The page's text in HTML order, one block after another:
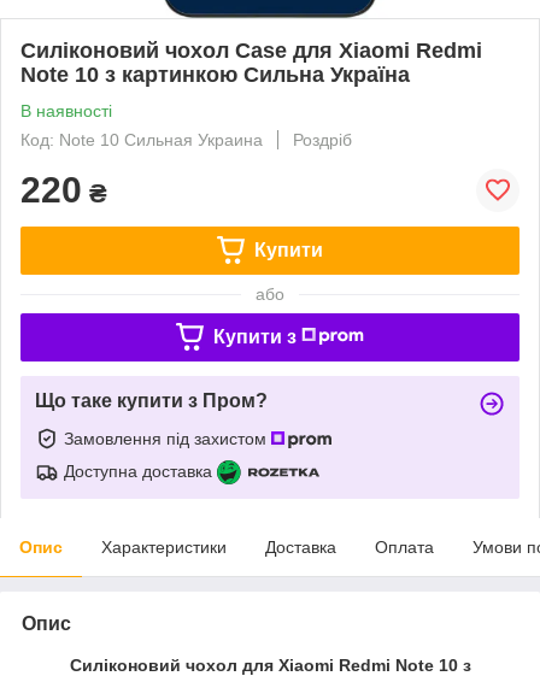
Силіконовий чохол Case для Xiaomi Redmi
Note 10 з картинкою Сильна Україна
В наявності
Код: Note 10 Сильная Украина
Роздріб
220 ₴
Купити
або
Купити з
Що таке купити з Пром?
Замовлення під захистом
Доступна доставка
Опис Характеристики Доставка Оплата Умови
Опис
Силіконовий чохол для Xiaomi Redmi Note 10 з